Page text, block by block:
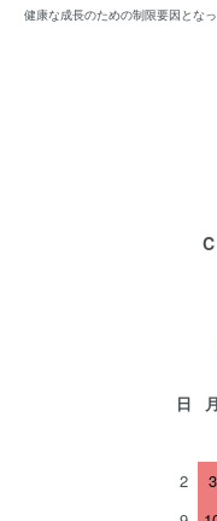
健康な成長のための制限要因となっ
日 月
2
3